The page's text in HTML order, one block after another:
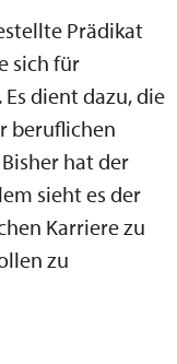
Prädikat
sich für
dient dazu, die
beruflichen
hat der
sieht es der
Karriere zu
zu